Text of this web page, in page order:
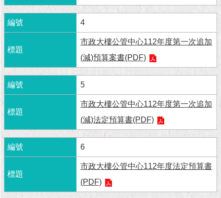
發
現
臺
北
主
與
民
互
動
4
市政大樓公管中心112年度第一次追加
(減)預算案書(PDF)
5
市政大樓公管中心112年度第一次追加
(減)法定預算書(PDF)
6
市政大樓公管中心112年度法定預算書
(PDF)